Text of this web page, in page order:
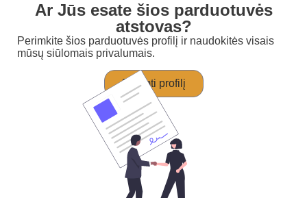
Ar Jūs esate šios parduotuvės
atstovas?
Perimkite šios parduotuvės profilį ir naudokitės visais
mūsų siūlomais privalumais.
Perimti profilį